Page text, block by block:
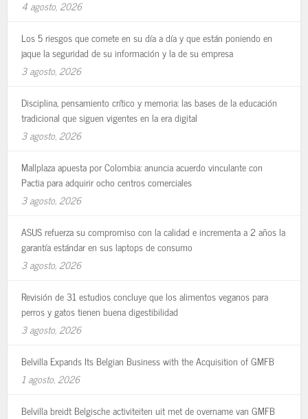
4 agosto, 2026
Los 5 riesgos que comete en su día a día y que están poniendo en
jaque la seguridad de su información y la de su empresa
3 agosto, 2026
Disciplina, pensamiento crítico y memoria: las bases de la educación
tradicional que siguen vigentes en la era digital
3 agosto, 2026
Mallplaza apuesta por Colombia: anuncia acuerdo vinculante con
Pactia para adquirir ocho centros comerciales
3 agosto, 2026
ASUS refuerza su compromiso con la calidad e incrementa a 2 años la
garantía estándar en sus laptops de consumo
3 agosto, 2026
Revisión de 31 estudios concluye que los alimentos veganos para
perros y gatos tienen buena digestibilidad
3 agosto, 2026
Belvilla Expands Its Belgian Business with the Acquisition of GMFB
1 agosto, 2026
Belvilla breidt Belgische activiteiten uit met de overname van GMFB